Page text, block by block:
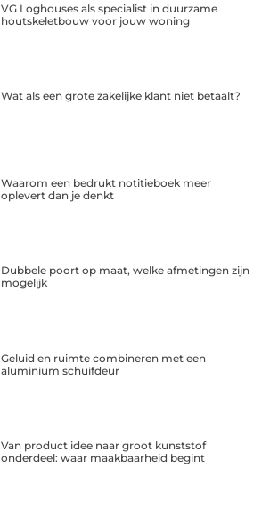
VG Loghouses als specialist in duurzame
houtskeletbouw voor jouw woning
Wat als een grote zakelijke klant niet betaalt?
Waarom een bedrukt notitieboek meer
oplevert dan je denkt
Dubbele poort op maat, welke afmetingen zijn
mogelijk
Geluid en ruimte combineren met een
aluminium schuifdeur
Van product idee naar groot kunststof
onderdeel: waar maakbaarheid begint